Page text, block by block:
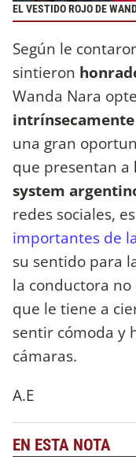
EL VESTIDO ROJO DE
Según le
sintieron
Wanda Nara
una gran
que presentan a
system
redes sociales,
importantes de
su sentido para
la conductora
que le tiene a
sentir cómoda y
cámaras.
A.E
EN ESTA NOTA